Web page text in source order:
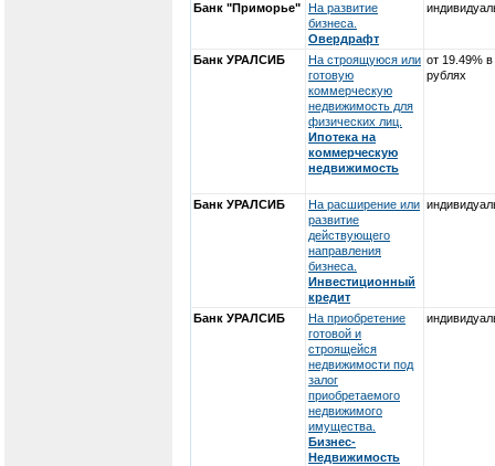
Банк "Приморье" На развитие
бизнеса.
Овердрафт
Банк УРАЛСИБ
На строящуюся или
готовую
коммерческую
недвижимость для
физических лиц.
Ипотека на
коммерческую
недвижимость
от 19.49% в
рублях
Банк УРАЛСИБ
На расширение или
развитие
действующего
направления
бизнеса.
Инвестиционный
кредит
Банк УРАЛСИБ
На приобретение
готовой и
строящейся
недвижимости под
залог
приобретаемого
недвижимого
имущества.
Бизнес-
Недвижимость